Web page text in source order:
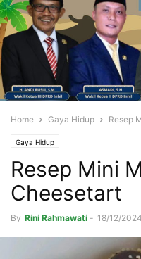
Home Gaya Hidup Resep
Gaya Hidup
Resep Mini
Cheesetart
By Rini Rahmawati - 18/12/2024